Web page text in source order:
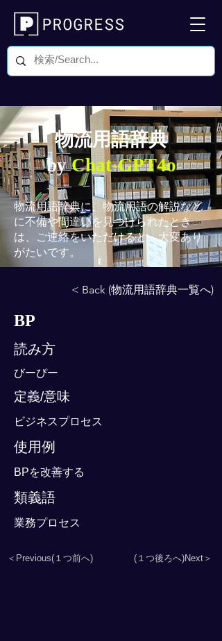
物流用語辞典
byChat-GPT4o
物流用語辞典に、物流用語の解説など
に不備や間違いを見つけられたとき
は、ご連絡をいただけると、大変あり
がたいです。
< Back (物流用語辞典一覧へ)
BP
読み方
びーぴー
定義/意味
ビジネスプロセス
使用例
BPを改善する
類義語
業務プロセス
＜Previous(１つ前へ) (１つ後ろへ)Next＞